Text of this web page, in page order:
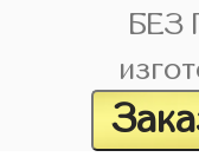
БЕЗ